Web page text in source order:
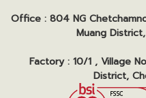
Office : 804 NG
Muang
Factory : 10/1 , Village
District,